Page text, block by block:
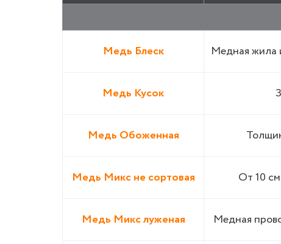
Медь Блеск Медная жила
Медь Кусок
Медь Обоженная
Медь Микс не сортовая От 10
Медь Микс луженая Медная